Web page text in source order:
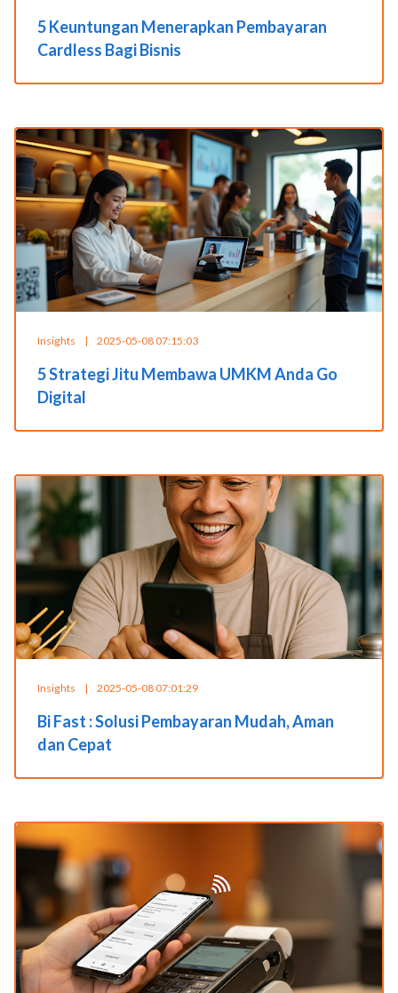
5 Keuntungan Menerapkan Pembayaran
Cardless Bagi Bisnis
Insights | 2025-05-08 07:15:03
5 Strategi Jitu Membawa UMKM Anda Go
Digital
Insights | 2025-05-08 07:01:29
Bi Fast : Solusi Pembayaran Mudah, Aman
dan Cepat